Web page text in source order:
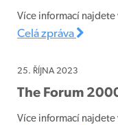
Více informací
Celá zpráva
25. ŘÍJNA 2023
The Forum
Více informací